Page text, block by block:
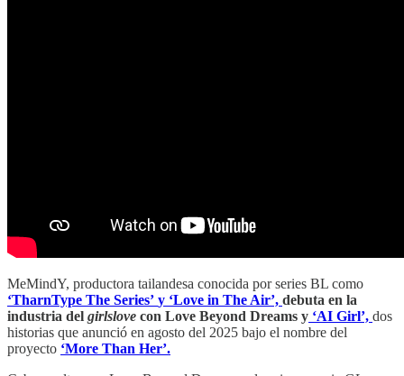
MeMindY, productora tailandesa conocida por series BL como
‘TharnType The Series’ y ‘Love in The Air’, debuta en la
industria del girlslove con Love Beyond Dreams y ‘AI Girl’, dos
historias que anunció en agosto del 2025 bajo el nombre del
proyecto ‘More Than Her’.